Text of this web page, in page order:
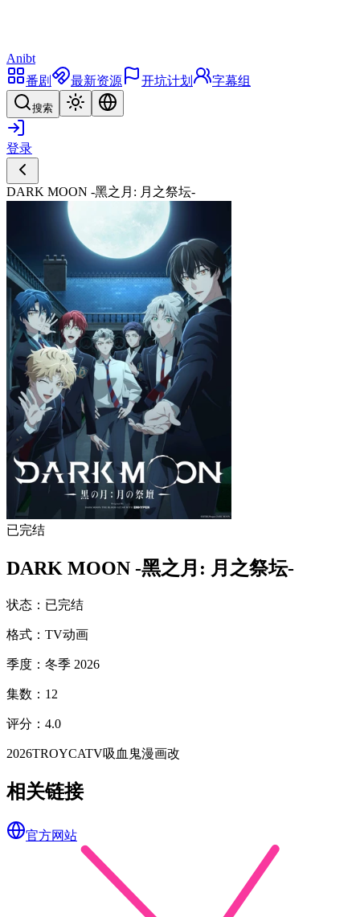
Anibt
番剧
最新资源 开坑计划 字幕组
搜索
登录
DARK MOON -黑之月: 月之祭坛-
已完结
DARK MOON -黑之月: 月之祭坛-
状态 ： 已完结
格式 ： TV动画
季度 ： 冬季 2026
集数 ： 12
评分 ： 4.0
2026TROYCATV吸血鬼漫画改
相关链接
官方网站